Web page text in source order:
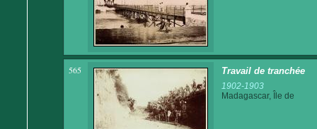
565 Travail de tranchée
1902-1903
Madagascar, Île de